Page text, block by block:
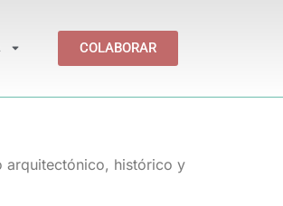
COLABORAR
arquitectónico, histórico y